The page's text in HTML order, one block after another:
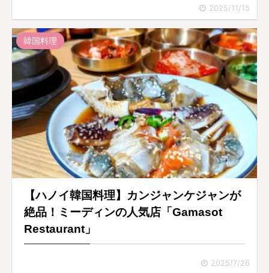
2025/11/15
韓国料理
【ハノイ韓国料理】カンジャンケジャンが
絶品！ミーディンの人気店「Gamasot
Restaurant」
2025/7/26